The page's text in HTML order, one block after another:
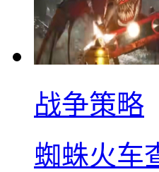
战争策略
蜘蛛火车